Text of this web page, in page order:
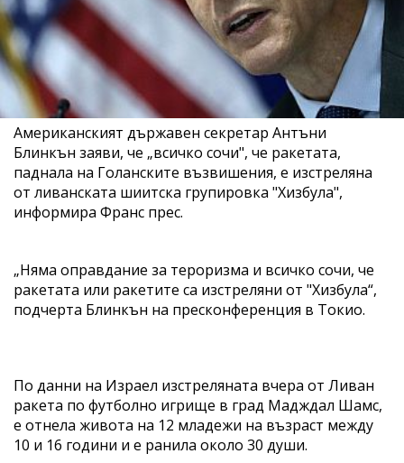
Американският държавен секретар Антъни
Блинкън заяви, че „всичко сочи", че ракетата,
паднала на Голанските възвишения, е изстреляна
от ливанската шиитска групировка "Хизбула",
информира Франс прес.
„Няма оправдание за тероризма и всичко сочи, че
ракетата или ракетите са изстреляни от "Хизбула“,
подчерта Блинкън на пресконференция в Токио.
По данни на Израел изстреляната вчера от Ливан
ракета по футболно игрище в град Мадждал Шамс,
е отнела живота на 12 младежи на възраст между
10 и 16 години и е ранила около 30 души.